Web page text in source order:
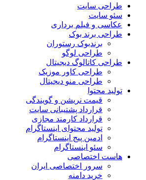
طراحی سایت
سئو سایت
عکاسی و فیلم برداری
طراحی برند بوک
برندبوک رستوران
طراحی لوگو
طراحی کاتالوگ دیجیتال
طراحی کاور موزیک
طراحی منو دیجیتال
تولید محتوا
قیمت نریشن و گویندگی
قرارداد پشتیبانی سایت
قرارداد کارمند مجازی
تولید محتوای اینستاگرام
ادمین پیج اینستاگرام
سئو اینستاگرام
هاست اختصاصی
سرور اختصاصی ایران
خرید دامنه